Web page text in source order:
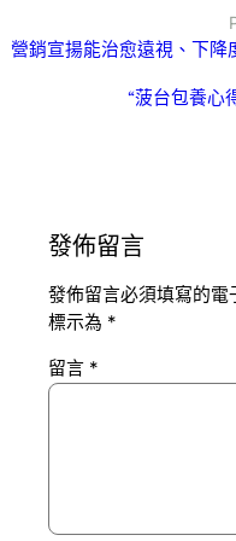
營銷宣揚能治愈遠視、下降
“菠台包養心
發佈留言
發佈留言必須填寫的電
標示為 *
留言 *